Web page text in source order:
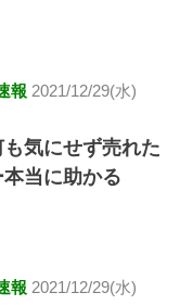
報 2021/12/29(水)
気にせず売れた
当に助かる
報 2021/12/29(水)